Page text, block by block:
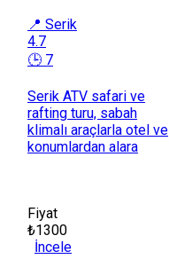
📍 Serik
4.7
🕒 7
Serik ATV safari ve
rafting turu, sabah
klimalı araçlarla otel ve
konumlardan alara
Fiyat
₺1300
İncele